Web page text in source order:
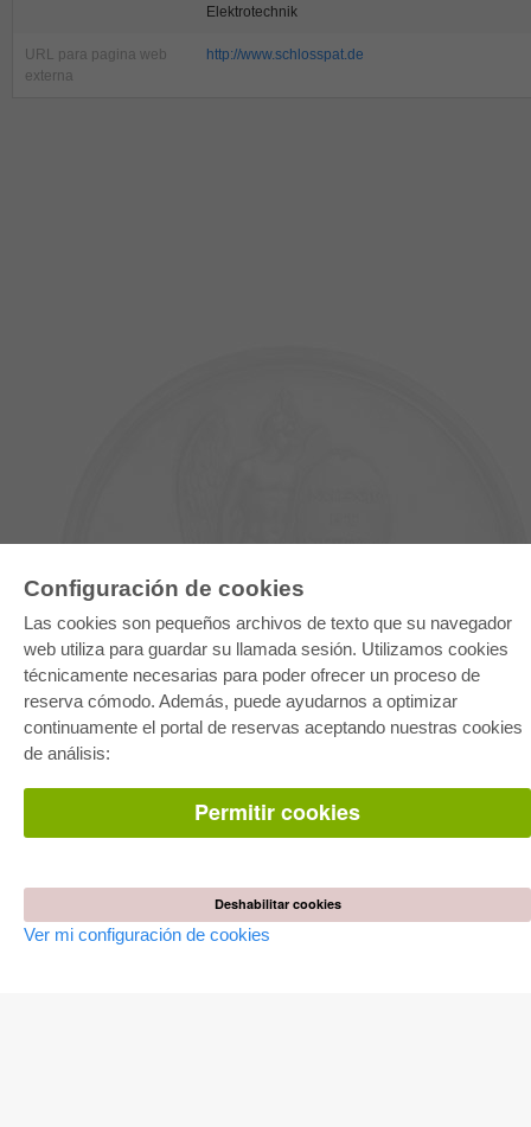
Configuración de cookies
Las cookies son pequeños archivos de texto que su navegador
web utiliza para guardar su llamada sesión. Utilizamos cookies
técnicamente necesarias para poder ofrecer un proceso de
reserva cómodo. Además, puede ayudarnos a optimizar
continuamente el portal de reservas aceptando nuestras cookies
de análisis:
Permitir cookies
Deshabilitar cookies
Ver mi configuración de cookies
Elektrotechnik
URL para pagina web
externa
http://www.schlosspat.de
E-COLLECTION
Paquete entero
Paquete de especialidades
Facilitación de E-Books
Preguntas mas frequentes(FAQ)
Publicar disertación